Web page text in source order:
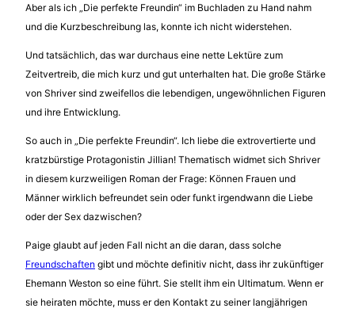
Aber als ich „Die perfekte Freundin“ im Buchladen zu Hand nahm
und die Kurzbeschreibung las, konnte ich nicht widerstehen.
Und tatsächlich, das war durchaus eine nette Lektüre zum
Zeitvertreib, die mich kurz und gut unterhalten hat. Die große Stärke
von Shriver sind zweifellos die lebendigen, ungewöhnlichen Figuren
und ihre Entwicklung.
So auch in „Die perfekte Freundin“. Ich liebe die extrovertierte und
kratzbürstige Protagonistin Jillian! Thematisch widmet sich Shriver
in diesem kurzweiligen Roman der Frage: Können Frauen und
Männer wirklich befreundet sein oder funkt irgendwann die Liebe
oder der Sex dazwischen?
Paige glaubt auf jeden Fall nicht an die daran, dass solche
Freundschaften gibt und möchte definitiv nicht, dass ihr zukünftiger
Ehemann Weston so eine führt. Sie stellt ihm ein Ultimatum. Wenn er
sie heiraten möchte, muss er den Kontakt zu seiner langjährigen